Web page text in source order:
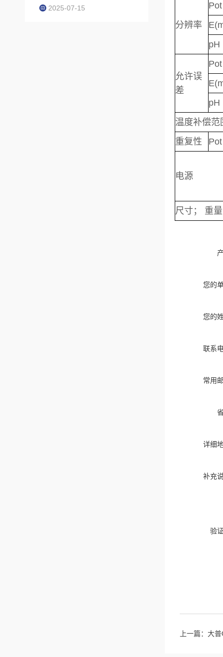
分辨率
Pot
pH
允许误
差
Pot
pH
温度补偿范
重复性
Pot
电源
尺寸； 重量
您的
您的
联系
常用
详细
补充
验
上一篇： 大普
2025-07-15